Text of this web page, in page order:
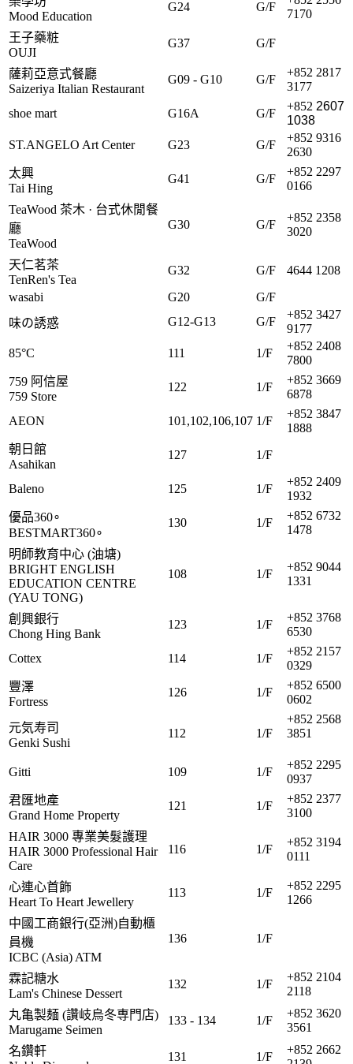
Mood Education
G24 G/F
7170
王子藥粧
OUJI
G37 G/F
薩莉亞意式餐廳
Saizeriya Italian Restaurant
G09 - G10 G/F
+852 2817
3177
shoe mart
G16A G/F
+852 2607
1038
ST.ANGELO Art Center
G23 G/F
+852 9316
2630
太興
Tai Hing
G41 G/F
+852 2297
0166
TeaWood 茶木 · 台式休閒餐
廳
TeaWood
G30 G/F
+852 2358
3020
天仁茗茶
TenRen's Tea
G32 G/F
4644 1208
wasabi
G20
G/F
味の誘惑
G12-G13 G/F
+852 3427
9177
85°C
111 1/F
+852 2408
7800
759 阿信屋
759 Store
122 1/F
+852 3669
6878
AEON
101,102,106,107 1/F
+852 3847
1888
朝日館
Asahikan
127 1/F
Baleno 125 1/F
+852 2409
1932
優品360∘
BESTMART360∘
130 1/F
+852 6732
1478
明師教育中心 (油塘)
BRIGHT ENGLISH
EDUCATION CENTRE
(YAU TONG)
108 1/F
+852 9044
1331
創興銀行
Chong Hing Bank
123 1/F
+852 3768
6530
Cottex
114 1/F
+852 2157
0329
豐澤
Fortress
126 1/F
+852 6500
0602
元気寿司
Genki Sushi
112 1/F
+852 2568
3851
Gitti 109 1/F
+852 2295
0937
君匯地產
Grand Home Property
121 1/F
+852 2377
3100
HAIR 3000 專業美髮護理
HAIR 3000 Professional Hair
Care
116 1/F
+852 3194
0111
心連心首飾
Heart To Heart Jewellery
113 1/F
+852 2295
1266
中國工商銀行(亞洲)自動櫃
員機
ICBC (Asia) ATM
136 1/F
霖記糖水
Lam's Chinese Dessert
132 1/F
+852 2104
2118
丸亀製麺 (讚岐烏冬専門店)
Marugame Seimen
133 - 134 1/F
+852 3620
3561
名鑽軒
131 1/F
+852 2662